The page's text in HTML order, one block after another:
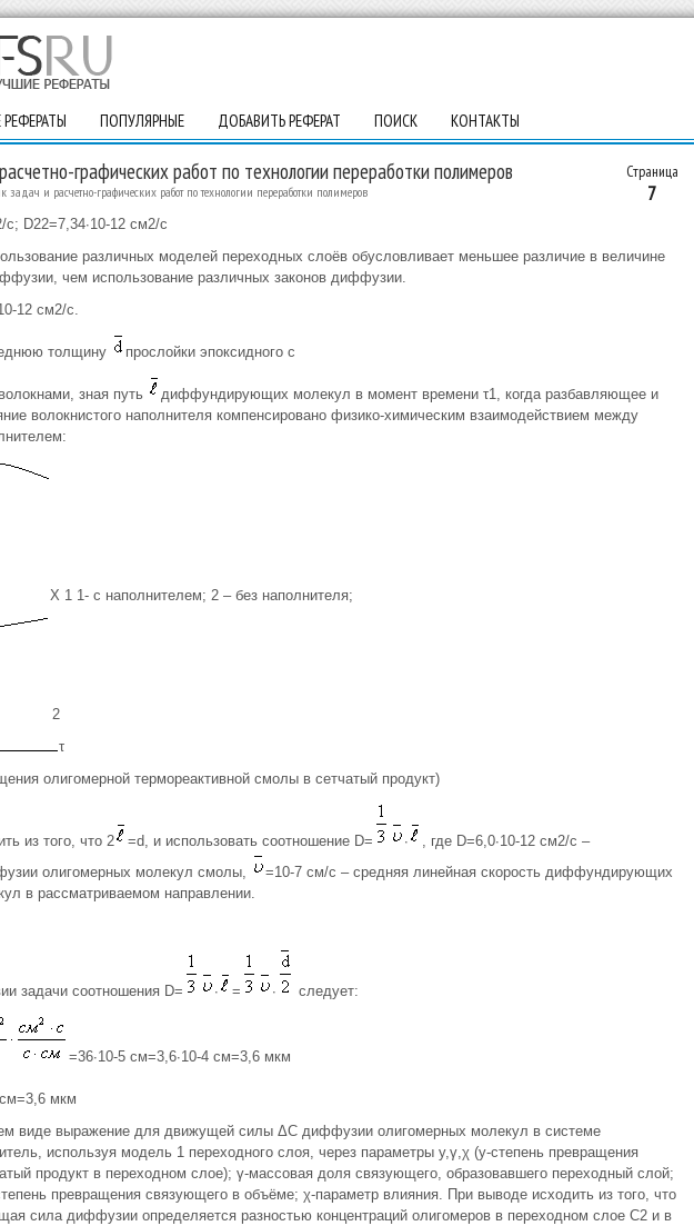
ПОПУЛЯРНЫЕ ДОБАВИТЬ РЕФЕРАТ ПОИСК КОНТАКТЫ
Страница
7
графических работ по технологии переработки полимеров
задач и расчетно-графических работ по технологии переработки полимеров
с; D22=7,34∙10-12 см2/с
различных моделей переходных слоёв обусловливает меньшее различие в величине
чем использование различных законов диффузии.
12 см2/с.
толщину прослойки эпоксидного с
зная путь
диффундирующих молекул в момент времени τ1, когда разбавляющее и
волокнистого наполнителя компенсировано физико-химическим взаимодействием между
Х 1 1- с наполнителем; 2 – без наполнителя;
2
τ
олигомерной термореактивной смолы в сетчатый продукт)
из того, что 2 =d, и использовать соотношение D= ∙
, где D=6,0∙10-12 см2/с –
олигомерных молекул смолы,
=10-7 см/с – средняя линейная скорость диффундирующих
в рассматриваемом направлении.
задачи соотношения D= ∙ = ∙ cледует:
=36∙10-5 см=3,6∙10-4 см=3,6 мкм
мкм
виде выражение для движущей силы ΔС диффузии олигомерных молекул в системе
используя модель 1 переходного слоя, через параметры y,γ,χ (y-cтепень превращения
продукт в переходном слое); γ-массовая доля связующего, образовавшего переходный слой;
превращения связующего в объёме; χ-параметр влияния. При выводе исходить из того, что
сила диффузии определяется разностью концентраций олигомеров в переходном слое С2 и в